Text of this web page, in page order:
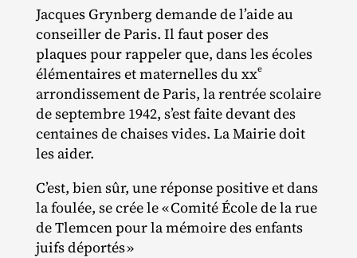
Jacques Grynberg demande de l’aide au
conseiller de Paris. Il faut poser des
plaques pour rappeler que, dans les écoles
élémentaires et maternelles du xxe
arrondissement de Paris, la rentrée scolaire
de septembre 1942, s’est faite devant des
centaines de chaises vides. La Mairie doit
les aider.
C’est, bien sûr, une réponse positive et dans
la foulée, se crée le « Comité École de la rue
de Tlemcen pour la mémoire des enfants
juifs déportés »